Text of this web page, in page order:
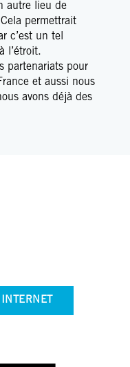
autre lieu de
permettrait
c’est un tel
l’étroit.
partenariats pour
et aussi nous
avons déjà des